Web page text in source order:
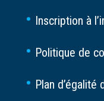
Inscription à
Politique de
Plan d’égalité